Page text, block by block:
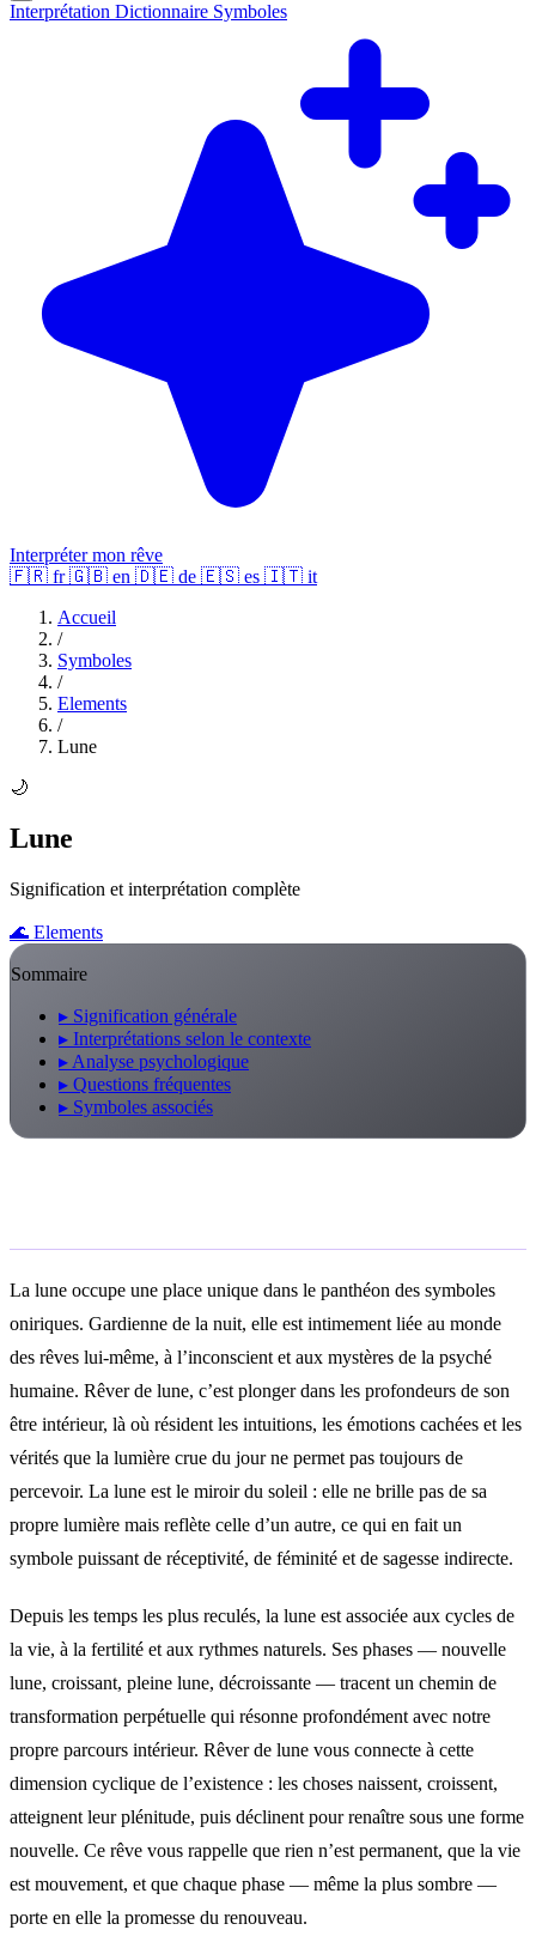
Interprétation Dictionnaire Symboles
Interpréter mon rêve
🇫🇷 fr 🇬🇧 en 🇩🇪 de 🇪🇸 es 🇮🇹 it
Accueil
/
Symboles
/
Elements
/
Lune
🌙
Lune
Signification et interprétation complète
🌊 Elements
Sommaire
▸ Signification générale
▸ Interprétations selon le contexte
▸ Analyse psychologique
▸ Questions fréquentes
▸ Symboles associés
La lune occupe une place unique dans le panthéon des symboles
oniriques. Gardienne de la nuit, elle est intimement liée au monde
des rêves lui-même, à l’inconscient et aux mystères de la psyché
humaine. Rêver de lune, c’est plonger dans les profondeurs de son
être intérieur, là où résident les intuitions, les émotions cachées et les
vérités que la lumière crue du jour ne permet pas toujours de
percevoir. La lune est le miroir du soleil : elle ne brille pas de sa
propre lumière mais reflète celle d’un autre, ce qui en fait un
symbole puissant de réceptivité, de féminité et de sagesse indirecte.
Depuis les temps les plus reculés, la lune est associée aux cycles de
la vie, à la fertilité et aux rythmes naturels. Ses phases — nouvelle
lune, croissant, pleine lune, décroissante — tracent un chemin de
transformation perpétuelle qui résonne profondément avec notre
propre parcours intérieur. Rêver de lune vous connecte à cette
dimension cyclique de l’existence : les choses naissent, croissent,
atteignent leur plénitude, puis déclinent pour renaître sous une forme
nouvelle. Ce rêve vous rappelle que rien n’est permanent, que la vie
est mouvement, et que chaque phase — même la plus sombre —
porte en elle la promesse du renouveau.